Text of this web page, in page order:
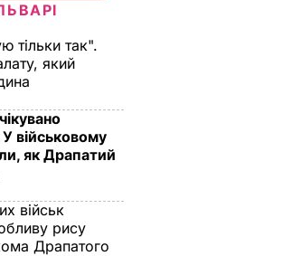
тільки так".
який
військовому
як Драпатий
військ
рису
Драпатого